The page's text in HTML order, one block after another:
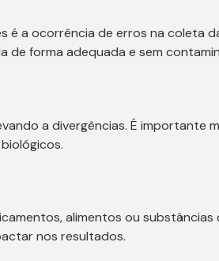
é a ocorrência de erros na coleta
forma adequada e sem
a divergências. É importante
alimentos ou substâncias
nos resultados.